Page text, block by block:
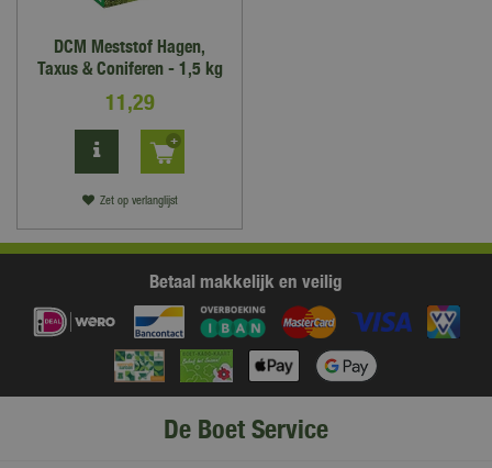
DCM Meststof Hagen,
Taxus & Coniferen - 1,5 kg
11,29
Zet op verlanglijst
Betaal makkelijk en veilig
De Boet Service